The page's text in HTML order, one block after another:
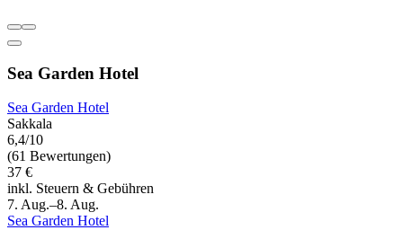
Sea Garden Hotel
Sea Garden Hotel
Sakkala
6,4/10
(61 Bewertungen)
37 €
inkl. Steuern & Gebühren
7. Aug.–8. Aug.
Sea Garden Hotel